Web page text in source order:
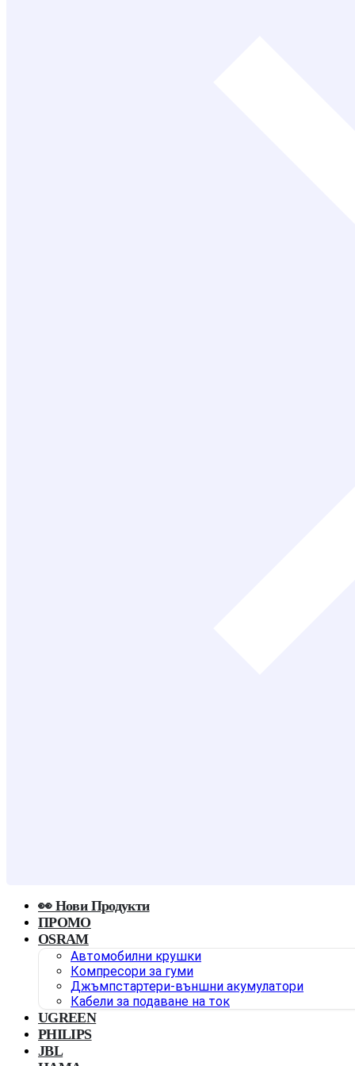
👀 Нови Продукти
ПРОМО
OSRAM
Автомобилни крушки
Компресори за гуми
Джъмпстартери-външни акумулатори
Кабели за подаване на ток
UGREEN
PHILIPS
JBL